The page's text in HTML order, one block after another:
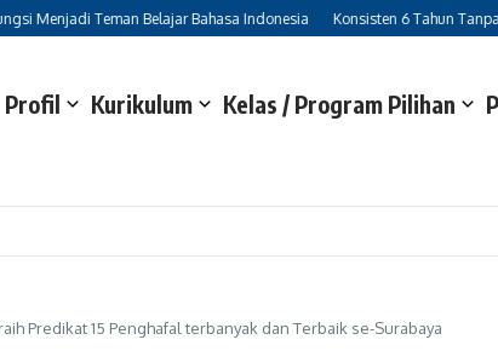
Teman Belajar Bahasa Indonesia Konsisten 6 Tahun Tanpa Putus,
Profil Kurikulum Kelas / Program Pilihan
Predikat 15 Penghafal terbanyak dan Terbaik se-Surabaya